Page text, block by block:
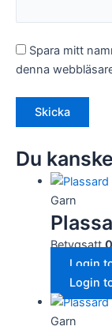
Spara mitt
denna
Du
Garn
Betygsatt0
Login
Login
Garn
ökar du chansen
att få se
personligt
erbjudanden.